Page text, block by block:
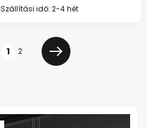
Szállítási idő: 2-4 hét
1 2
Következő